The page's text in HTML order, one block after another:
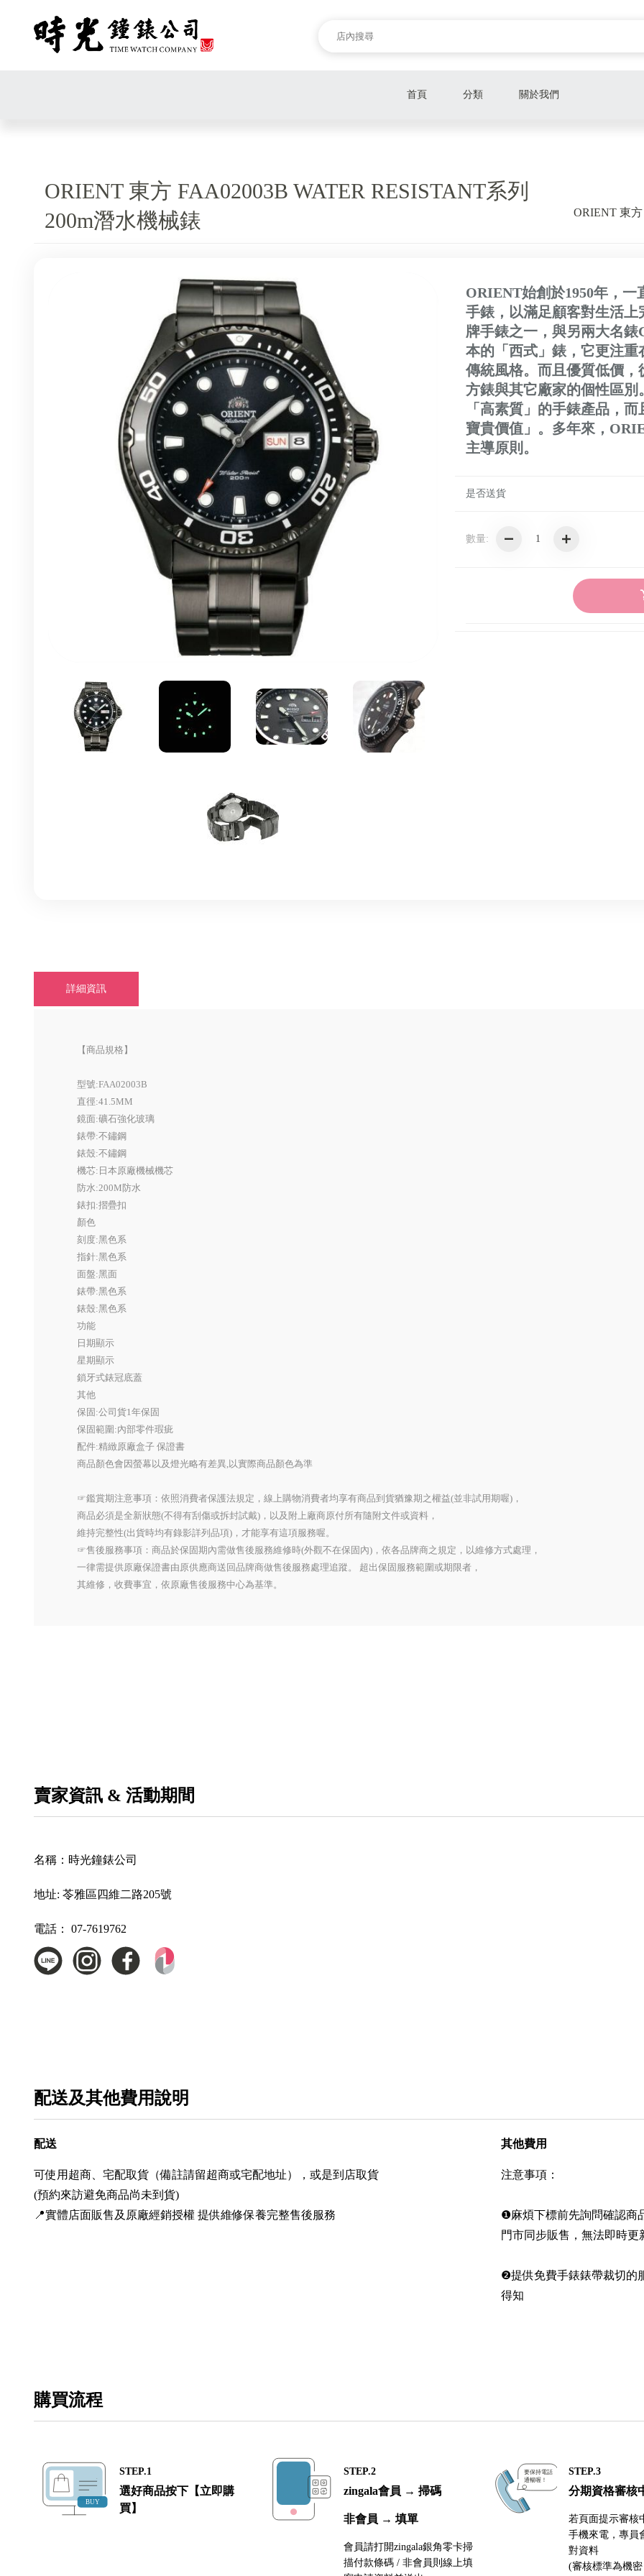
首頁 分類
IWC 萬國錶
精工 SEIKO
Ball Watch 瑞士波爾錶
Frederique Constant 瑞士康斯登錶
CHANEL 香奈兒
Daniel Wellington (DW)
Olivia Burton
DAUMIER 瑞士丹瑪錶
ORIENT 東方
關於我們
ORIENT 東
ORIENT 東方 FAA02003B WATER RESISTANT系列
200m潛水機械錶
ORIENT始創於1950年，
手錶，以滿足顧客對生活
牌手錶之一，與另兩大名
本的「西式」錶，它更注
傳統風格。而且優質低價
方錶與其它廠家的個性區
「高素質」的手錶產品，
寶貴價值」。多年來，
主導原則。
是否送貨
數量:
詳細資訊
【商品規格】
型號:FAA02003B
直徑:41.5MM
鏡面:礦石強化玻璃
錶帶:不鏽鋼
錶殼:不鏽鋼
機芯:日本原廠機械機芯
防水:200M防水
錶扣:摺疊扣
顏色
刻度:黑色系
指針:黑色系
面盤:黑面
錶帶:黑色系
錶殼:黑色系
功能
日期顯示
星期顯示
鎖牙式錶冠底蓋
其他
保固:公司貨1年保固
保固範圍:內部零件瑕疵
配件:精緻原廠盒子 保證書
商品顏色會因螢幕以及燈光略有差異,以實際商品顏色為準
☞鑑賞期注意事項：依照消費者保護法規定，線上購物消費者均享有商品到貨猶豫期之權益(並非試用期喔)，
商品必須是全新狀態(不得有刮傷或拆封試戴)，以及附上廠商原付所有隨附文件或資料，
維持完整性(出貨時均有錄影詳列品項)，才能享有這項服務喔。
☞售後服務事項：商品於保固期內需做售後服務維修時(外觀不在保固內)，依各品牌商之規定，以維修方式處理，
一律需提供原廠保證書由原供應商送回品牌商做售後服務處理追蹤。 超出保固服務範圍或期限者，
其維修，收費事宜，依原廠售後服務中心為基準。
賣家資訊 & 活動期間
名稱： 時光鐘錶公司
地址: 苓雅區四維二路205號
電話： 07-7619762
配送及其他費用說明
配送
可使用超商、宅配取貨（備註請留超商或宅配地址），或是到店取貨
(預約來訪避免商品尚未到貨)
📍實體店面販售及原廠經銷授權 提供維修保養完整售後服務
其他費用
注意事項：
❶麻煩下標前先詢問確認商
門市同步販售，無法即時更
❷提供免費手錶錶帶裁切的
得知
購買流程
STEP.1
選好商品按下【立即購
買】
STEP.2
zingala會員 → 掃碼
非會員 → 填單
會員請打開zingala銀角零卡掃
描付款條碼 / 非會員則線上填
STEP.3
分期資格審核
若頁面提示審核
手機來電，專員
對資料
(審核標準為機